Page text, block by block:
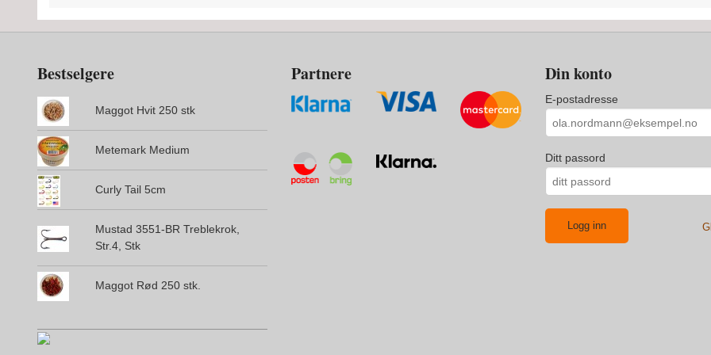
Bestselgere
Maggot Hvit 250 stk
Metemark Medium
Curly Tail 5cm
Mustad 3551-BR Treblekrok,
Str.4, Stk
Maggot Rød 250 stk.
Partnere Din konto
E-postadresse
Ditt passord